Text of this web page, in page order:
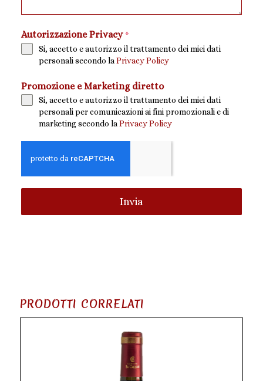
Autorizzazione Privacy *
Si, accetto e autorizzo il trattamento dei miei dati
personali secondo laPrivacy Policy
Promozione e Marketing diretto
Si, accetto e autorizzo il trattamento dei miei dati
personali per comunicazioni ai fini promozionali e di
marketing secondo laPrivacy Policy
Invia
PRODOTTI CORRELATI